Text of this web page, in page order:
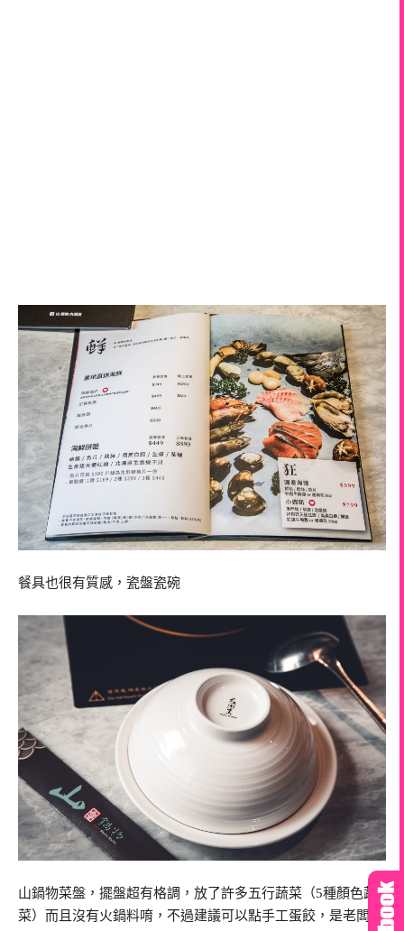
餐具也很有質感，瓷盤瓷碗
山鍋物菜盤，擺盤超有格調，放了許多五行蔬菜（5種顏色蔬
菜）而且沒有火鍋料唷，不過建議可以點手工蛋餃，是老闆自